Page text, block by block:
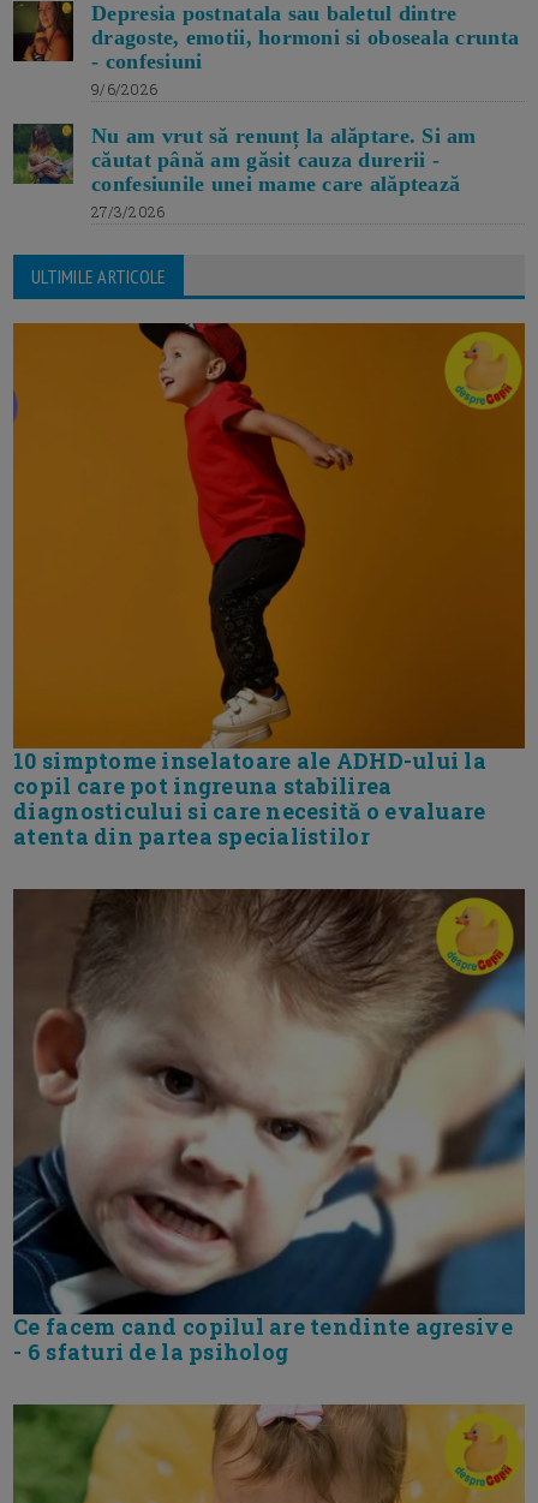
Depresia postnatala sau baletul dintre
dragoste, emotii, hormoni si oboseala crunta
- confesiuni
9/6/2026
Nu am vrut să renunț la alăptare. Si am
căutat până am găsit cauza durerii -
confesiunile unei mame care alăptează
27/3/2026
ULTIMILE ARTICOLE
10 simptome inselatoare ale ADHD-ului la
copil care pot ingreuna stabilirea
diagnosticului si care necesită o evaluare
atenta din partea specialistilor
Ce facem cand copilul are tendinte agresive
- 6 sfaturi de la psiholog